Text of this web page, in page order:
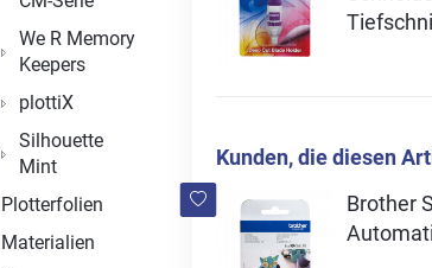
Kunden, die diesen
Brother
We R Memory
Keepers
plottiX
Silhouette
Mint
Plotterfolien
Materialien